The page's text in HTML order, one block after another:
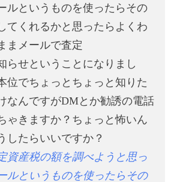
ルというものを使ったらその
てくれるかと思ったらよくわ
まメールで査定
らせということになりまし
位でちょっとちょっと知りた
なんですがDMとか勧誘の電話
ゃきますか？ちょっと怖いん
したらいいですか？
資産税の額を調べようと思っ
ルというものを使ったらその